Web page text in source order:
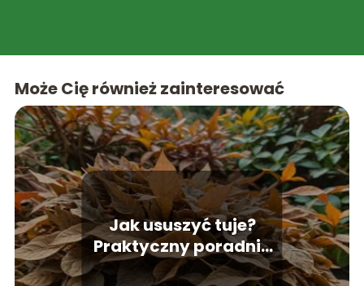
Może Cię również zainteresować
Jak ususzyć tuje?
Praktyczny poradnik
ogrodniczy.